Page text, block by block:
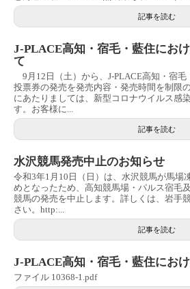
記事を読む
J-PLACE高知・宿毛・藍住にお
て
9月12日（土）から、J-PLACE高知・宿
投票券の発売を発売内容・発売時間を制限
にあたりましては、新型コロナウイルス感
す。お客様に...
記事を読む
水沢競馬発売中止のお知らせ
令和3年1月10日（日）は、水沢競馬が馬場
めとなったため、高知競馬場・パルス宿毛
競馬の発売を中止します。詳しくは、岩手
さい。http:...
記事を読む
J-PLACE高知・宿毛・藍住にお
ファイル 10368-1.pdf